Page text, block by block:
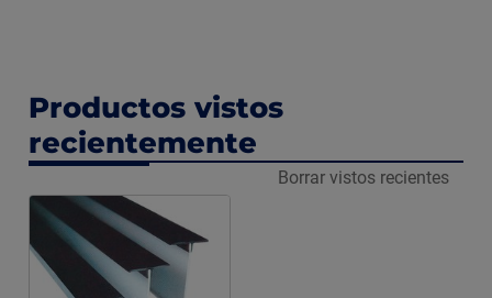
Productos vistos
recientemente
Borrar vistos recientes